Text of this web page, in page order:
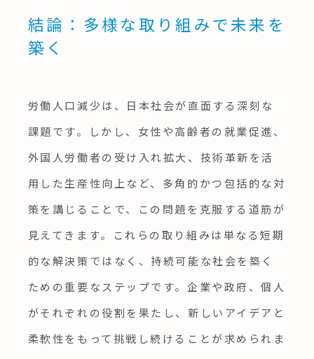
結論：多様な取り組みで未来を
築く
労働人口減少は、日本社会が直面する深刻な
課題です。しかし、女性や高齢者の就業促進、
外国人労働者の受け入れ拡大、技術革新を活
用した生産性向上など、多角的かつ包括的な対
策を講じることで、この問題を克服する道筋が
見えてきます。これらの取り組みは単なる短期
的な解決策ではなく、持続可能な社会を築く
ための重要なステップです。企業や政府、個人
がそれぞれの役割を果たし、新しいアイデアと
柔軟性をもって挑戦し続けることが求められま